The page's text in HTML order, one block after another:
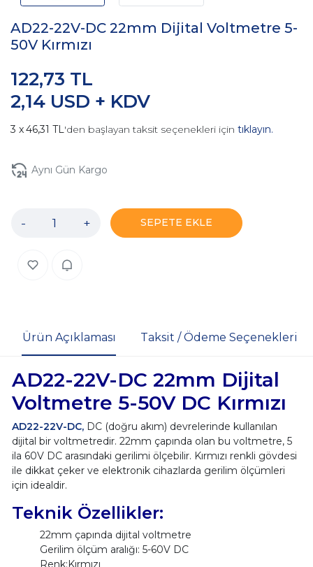
AD22-22V-DC 22mm Dijital Voltmetre 5-
50V Kırmızı
2,14 USD + KDV
122,73 TL
46,31 TL'den başlayan taksit seçenekleri için tıklayın.
Aynı Gün Kargo
- + SEPETE EKLE
Ürün Açıklaması Taksit / Ödeme Seçenekleri
AD22-22V-DC 22mm Dijital
Voltmetre 5-50V DC Kırmızı
AD22-22V-DC,DC (doğru akım) devrelerinde kullanılan
dijital bir voltmetredir. 22mm çapında olan bu voltmetre, 5
ila 60V DC arasındaki gerilimi ölçebilir. Kırmızı renkli gövdesi
ile dikkat çeker ve elektronik cihazlarda gerilim ölçümleri
için idealdir.
Teknik Özellikler:
22mm çapında dijital voltmetre
Gerilim ölçüm aralığı: 5-60V DC
Renk:Kırmızı